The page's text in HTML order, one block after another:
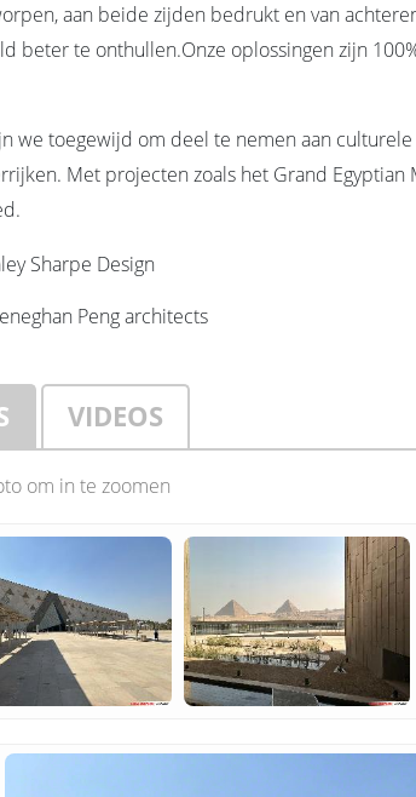
aan beide zijden bedrukt en van
beter te onthullen.Onze oplossingen zijn
we toegewijd om deel te nemen aan
Met projecten zoals het Grand
Sharpe Design
Peng architects
VIDEOS
om in te zoomen